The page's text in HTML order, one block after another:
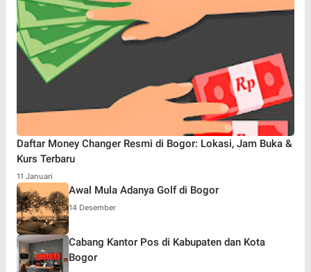
Daftar Money Changer Resmi di Bogor: Lokasi, Jam Buka &
Kurs Terbaru
11 Januari
Awal Mula Adanya Golf di Bogor
14 Desember
Cabang Kantor Pos di Kabupaten dan Kota
Bogor